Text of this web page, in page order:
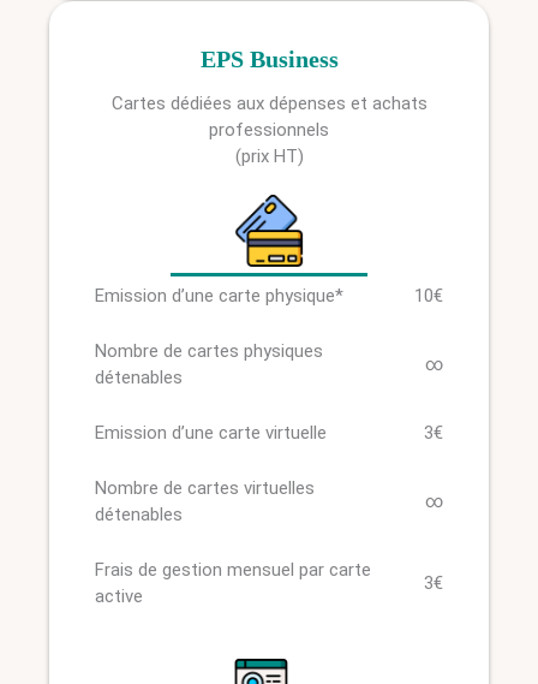
EPS Business
Cartes dédiées aux dépenses et achats
professionnels
(prix HT)
Emission d’une carte physique* 10€
Nombre de cartes physiques
détenables
∞
Emission d’une carte virtuelle 3€
Nombre de cartes virtuelles
détenables
∞
Frais de gestion mensuel par carte
active
3€